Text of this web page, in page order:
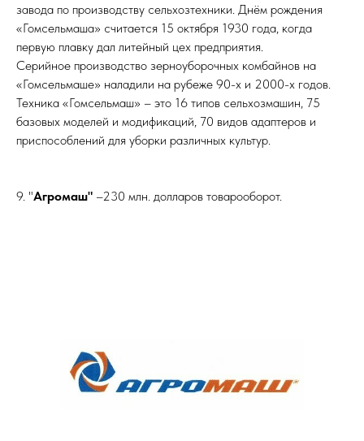
завода по производству сельхозтехники. Днём рождения
«Гомсельмаша» считается 15 октября 1930 года, когда
первую плавку дал литейный цех предприятия.
Серийное производство зерноуборочных комбайнов на
«Гомсельмаше» наладили на рубеже 90-х и 2000-х годов.
Техника «Гомсельмаш» – это 16 типов сельхозмашин, 75
базовых моделей и модификаций, 70 видов адаптеров и
приспособлений для уборки различных культур.
9. "Агромаш" –230 млн. долларов товарооборот.